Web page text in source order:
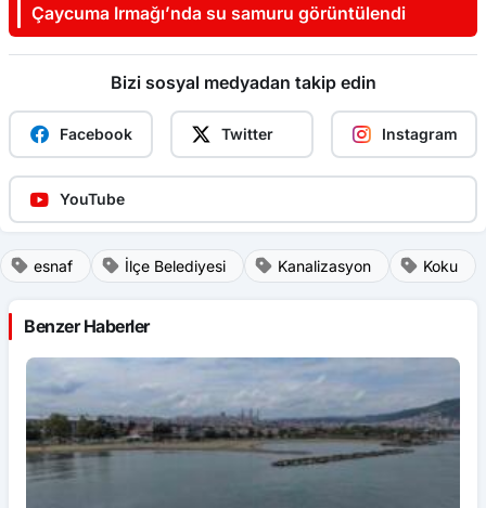
Çaycuma Irmağı’nda su samuru görüntülendi
Bizi sosyal medyadan takip edin
Facebook Twitter Instagram
YouTube
esnaf İlçe Belediyesi Kanalizasyon Koku
Benzer Haberler